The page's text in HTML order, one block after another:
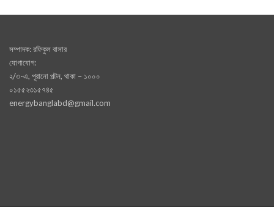
সম্পাদক: রফিকুল বাসার
যোগাযোগ:
২/৩-এ, পূরানো পল্টন, থাকা – ১০০০
০১৫৫২৩১৫৭৪৫
energybanglabd@gmail.com